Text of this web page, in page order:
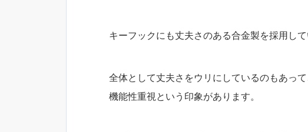
キーフックにも丈夫さのある合金製を採用して
全体として丈夫さをウリにしているのもあって
機能性重視という印象があります。